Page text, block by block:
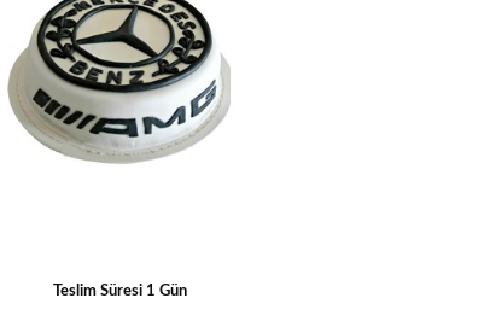
Teslim Süresi 1 Gün